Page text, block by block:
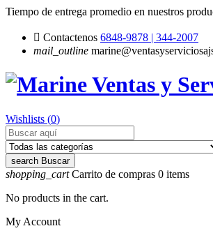
Tiempo de entrega promedio en nuestros
 Contactenos 6848-9878 | 344-2007
mail_outline
Wishlists (0)
search Buscar
shopping_cart Carrito de compras 0 items
No products in the cart.
My Account